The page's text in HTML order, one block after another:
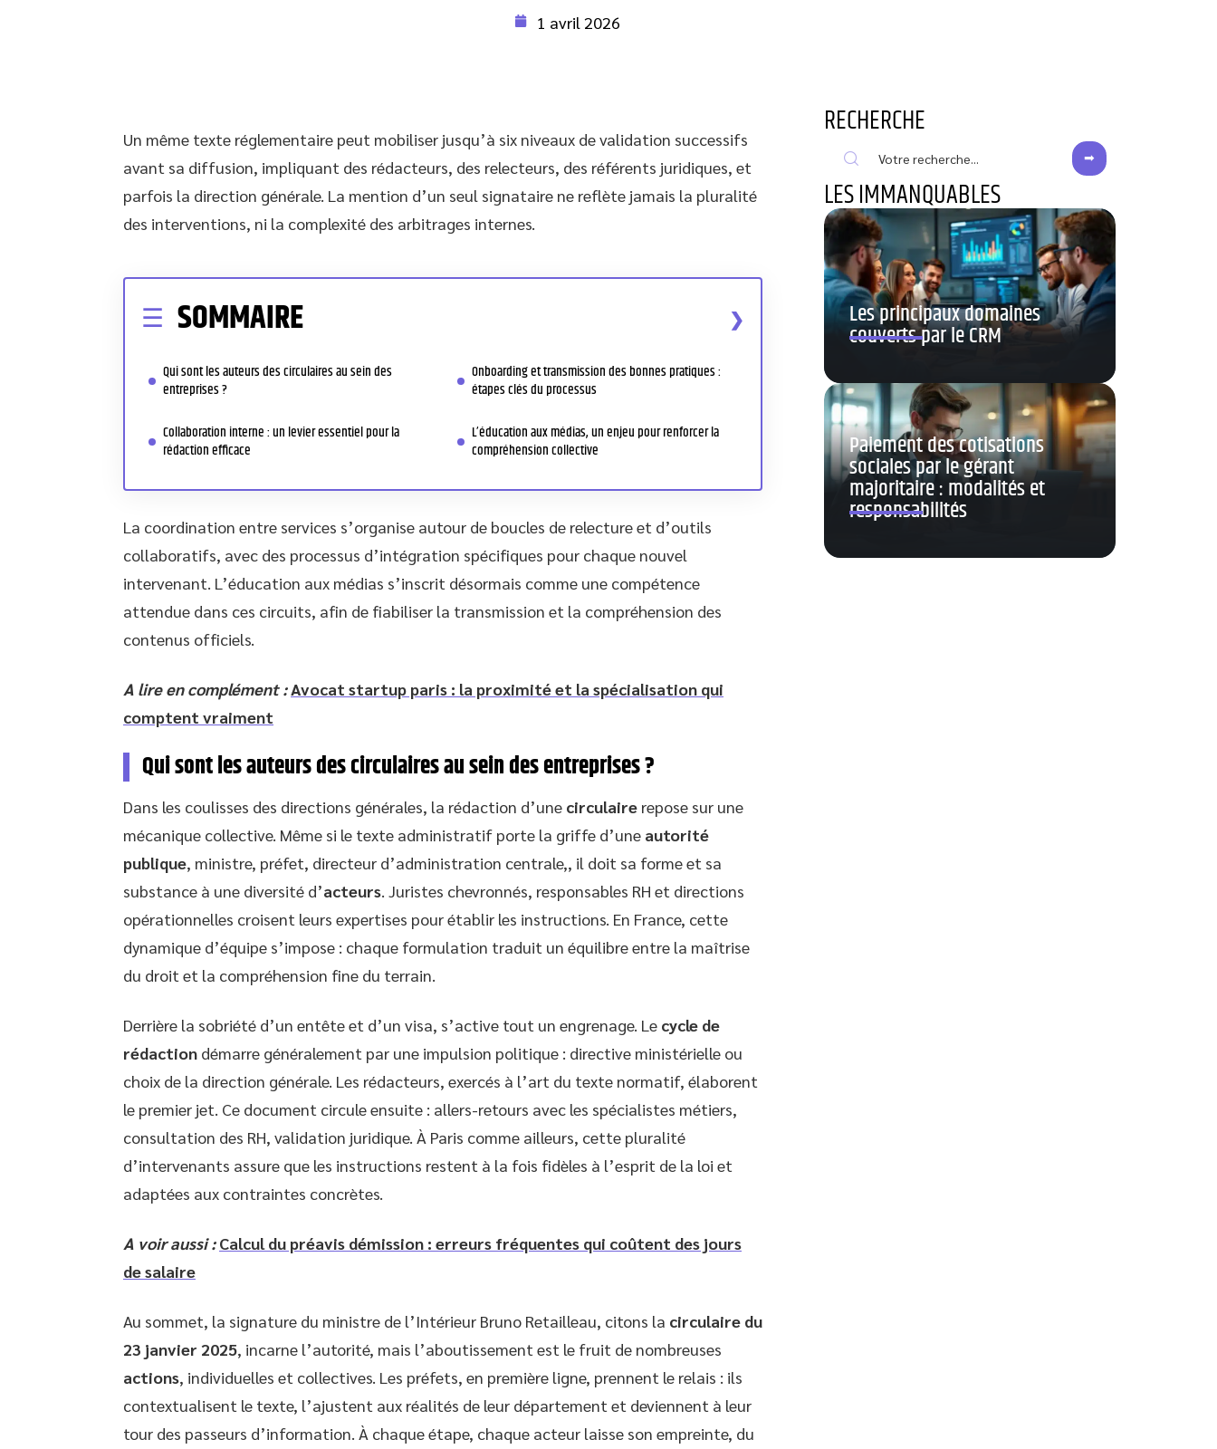
1 avril 2026
Un même texte réglementaire peut mobiliser jusqu’à six niveaux de validation successifs
avant sa diffusion, impliquant des rédacteurs, des relecteurs, des référents juridiques, et
parfois la direction générale. La mention d’un seul signataire ne reflète jamais la pluralité
des interventions, ni la complexité des arbitrages internes.
SOMMAIRE
Qui sont les auteurs des circulaires au sein des
entreprises ?
Collaboration interne : un levier essentiel pour la
rédaction efficace
Onboarding et transmission des bonnes pratiques :
étapes clés du processus
L’éducation aux médias, un enjeu pour renforcer la
compréhension collective
La coordination entre services s’organise autour de boucles de relecture et d’outils
collaboratifs, avec des processus d’intégration spécifiques pour chaque nouvel
intervenant. L’éducation aux médias s’inscrit désormais comme une compétence
attendue dans ces circuits, afin de fiabiliser la transmission et la compréhension des
contenus officiels.
A lire en complément : Avocat startup paris : la proximité et la spécialisation qui
comptent vraiment
Qui sont les auteurs des circulaires au sein des entreprises ?
Dans les coulisses des directions générales, la rédaction d’une circulaire repose sur une
mécanique collective. Même si le texte administratif porte la griffe d’une autorité
publique, ministre, préfet, directeur d’administration centrale,, il doit sa forme et sa
substance à une diversité d’acteurs . Juristes chevronnés, responsables RH et directions
opérationnelles croisent leurs expertises pour établir les instructions. En France, cette
dynamique d’équipe s’impose : chaque formulation traduit un équilibre entre la maîtrise
du droit et la compréhension fine du terrain.
Derrière la sobriété d’un entête et d’un visa, s’active tout un engrenage. Le cycle de
rédaction démarre généralement par une impulsion politique : directive ministérielle ou
choix de la direction générale. Les rédacteurs, exercés à l’art du texte normatif, élaborent
le premier jet. Ce document circule ensuite : allers-retours avec les spécialistes métiers,
consultation des RH, validation juridique. À Paris comme ailleurs, cette pluralité
d’intervenants assure que les instructions restent à la fois fidèles à l’esprit de la loi et
adaptées aux contraintes concrètes.
A voir aussi : Calcul du préavis démission : erreurs fréquentes qui coûtent des jours
de salaire
Au sommet, la signature du ministre de l’Intérieur Bruno Retailleau, citons la circulaire du
23 janvier 2025, incarne l’autorité, mais l’aboutissement est le fruit de nombreuses
actions, individuelles et collectives. Les préfets, en première ligne, prennent le relais : ils
contextualisent le texte, l’ajustent aux réalités de leur département et deviennent à leur
tour des passeurs d’information. À chaque étape, chaque acteur laisse son empreinte, du
RECHERCHE
LES IMMANQUABLES
Les principaux domaines
couverts par le CRM
Paiement des cotisations
sociales par le gérant
majoritaire : modalités et
responsabilités